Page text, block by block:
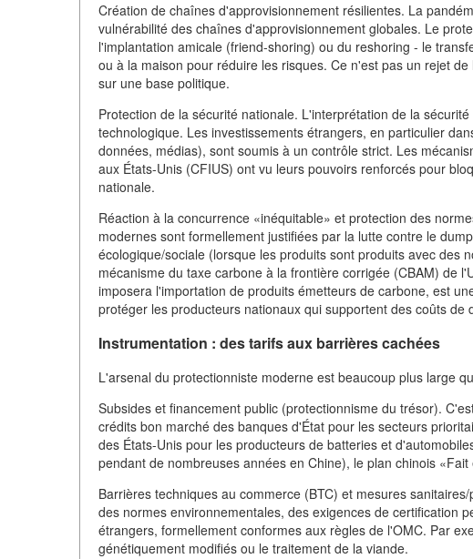
Création de chaînes d'approvisionnement résilientes. La
vulnérabilité des chaînes d'approvisionnement globales. Le
l'implantation amicale (friend-shoring) ou du reshoring - le
ou à la maison pour réduire les risques. Ce n'est pas un rejet
sur une base politique.
Protection de la sécurité nationale. L'interprétation de la
technologique. Les investissements étrangers, en particulier
données, médias), sont soumis à un contrôle strict. Les
aux États-Unis (CFIUS) ont vu leurs pouvoirs renforcés pour
nationale.
Réaction à la concurrence «inéquitable» et protection des
modernes sont formellement justifiées par la lutte contre le
écologique/sociale (lorsque les produits sont produits avec des
mécanisme du taxe carbone à la frontière corrigée (CBAM) de
imposera l'importation de produits émetteurs de carbone, est
protéger les producteurs nationaux qui supportent des coûts de
Instrumentation : des tarifs aux barrières cachées
L'arsenal du protectionniste moderne est beaucoup plus large
Subsides et financement public (protectionnisme du trésor).
crédits bon marché des banques d'État pour les secteurs
des États-Unis pour les producteurs de batteries et
pendant de nombreuses années en Chine), le plan chinois «Fait
Barrières techniques au commerce (BTC) et mesures
des normes environnementales, des exigences de certification
étrangers, formellement conformes aux règles de l'OMC. Par
génétiquement modifiés ou le traitement de la viande.